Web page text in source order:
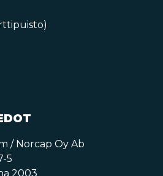
/ Norcap Oy Ab
5
2003